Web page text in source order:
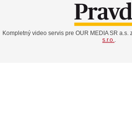
Kompletný video servis pre OUR MEDIA SR a.s.
s.r.o..